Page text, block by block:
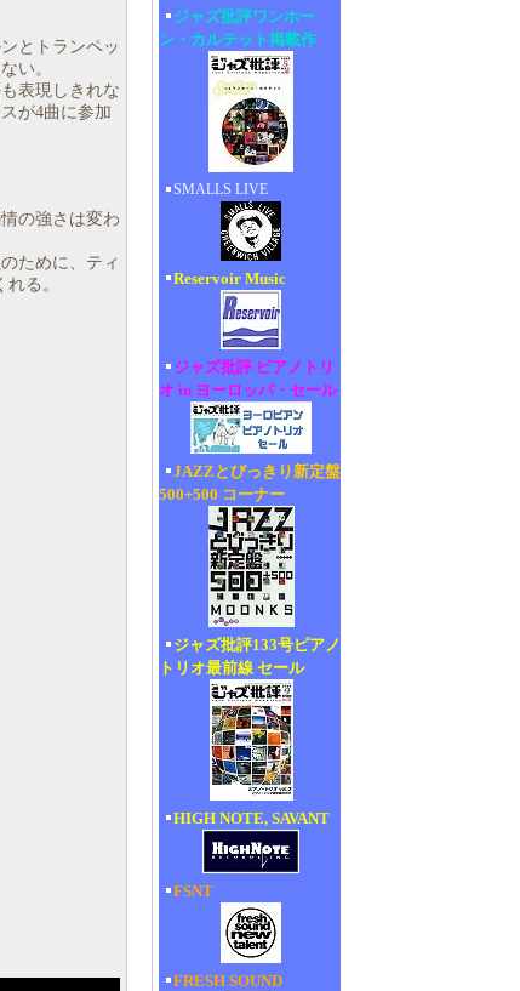
とトランペッ
い。
表現しきれな
が4曲に参加
の強さは変わ
ために、ティ
る。
ジャズ批評ワンホー
ン・カルテット掲載作
SMALLS LIVE
Reservoir Music
ジャズ批評 ピアノトリ
オ in ヨーロッパ・セール
JAZZとびっきり新定盤
500+500 コーナー
ジャズ批評133号ピアノ
トリオ最前線 セール
HIGH NOTE, SAVANT
FSNT
FRESH SOUND